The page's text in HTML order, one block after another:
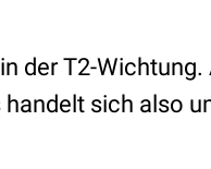
der T2-
sich also